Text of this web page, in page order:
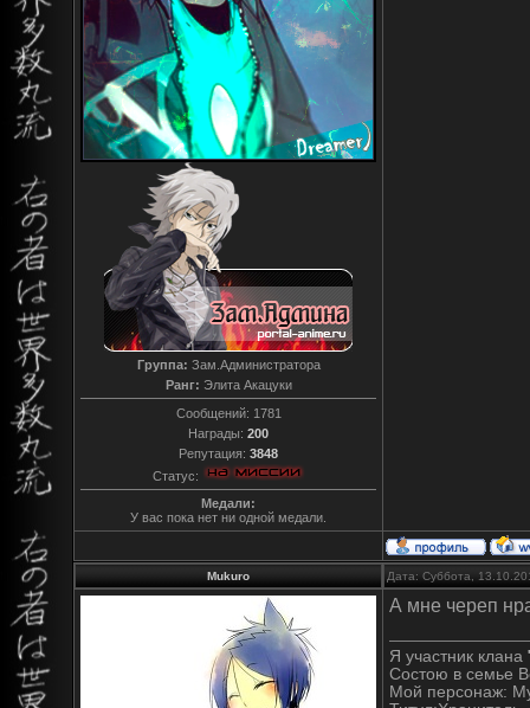
Группа: Зам.Администратора
Ранг: Элита Акацуки
Сообщений: 1781
Награды: 200
Репутация: 3848
Статус:
Медали:
У вас пока нет ни одной медали.
Mukuro Дата: Суббота,
А мне череп
Я участник клана
Состою в семье
Мой персонаж: